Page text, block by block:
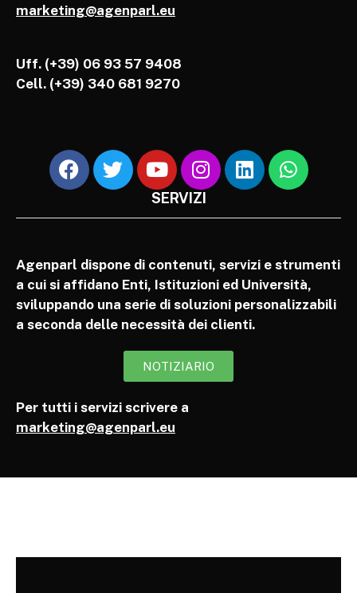
marketing@agenparl.eu
Uff. (+39) 06 93 57 9408
Cell. (+39) 340 681 9270
SERVIZI
Agenparl dispone di contenuti, servizi e strumenti
a cui si affidano Enti, Istituzioni ed Università,
sviluppando una serie di soluzioni personalizzabili
a seconda delle necessità dei clienti.
NOTIZIARIO
Per tutti i servizi scrivere a
marketing@agenparl.eu